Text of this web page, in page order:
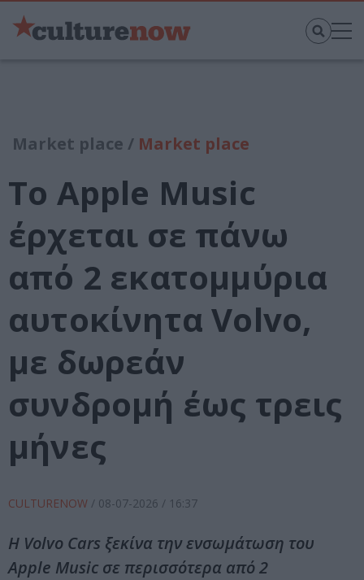
Market place / Market place
Το Apple Music
έρχεται σε πάνω
από 2 εκατομμύρια
αυτοκίνητα Volvo,
με δωρεάν
συνδρομή έως τρεις
μήνες
CULTURENOW / 08-07-2026 / 16:37
Η Volvo Cars ξεκίνα την ενσωμάτωση του
Apple Music σε περισσότερα από 2